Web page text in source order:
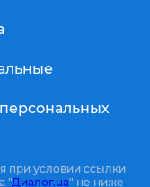
при условии ссылки
"Диалог.ua" не ниже